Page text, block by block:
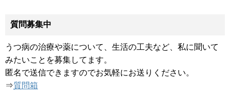
質問募集中
うつ病の治療や薬について、生活の工夫など、私に聞いて
みたいことを募集してます。
匿名で送信できますのでお気軽にお送りください。
⇒質問箱